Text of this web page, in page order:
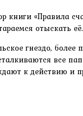
книги «Правила
отыскать её.
гнездо, более
все
к действию и